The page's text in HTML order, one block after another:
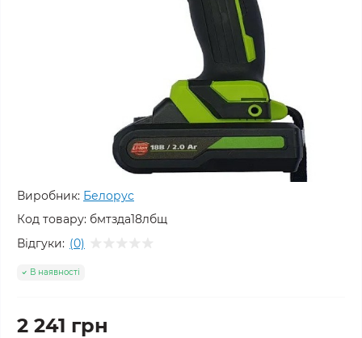
Виробник: Белорус
Код товару: бмтзда18лбщ
Відгуки: (0)
В наявності
2 241 грн